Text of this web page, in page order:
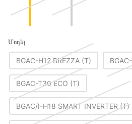
Մոդել
BGAC-H12 BREZZA (T)
BGAC-T30 ECO (T)
BGAC/I-H18 SMART INVERTER (T)